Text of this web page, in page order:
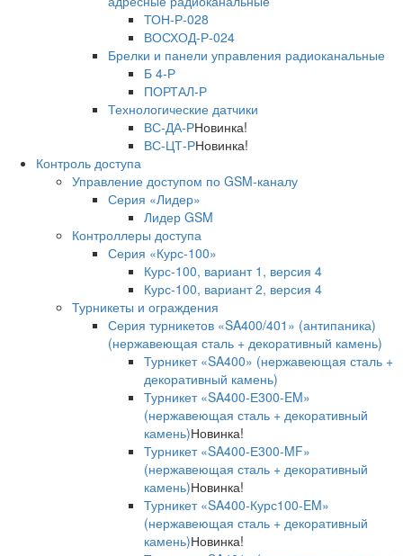
ТОН-Р-028
ВОСХОД-Р-024
Брелки и панели управления радиоканальные
Б 4-Р
ПОРТАЛ-Р
Технологические датчики
ВС-ДА-РНовинка!
ВС-ЦТ-РНовинка!
Контроль доступа
Управление доступом по GSM-каналу
Серия «Лидер»
Лидер GSM
Контроллеры доступа
Серия «Курс-100»
Курс-100, вариант 1, версия 4
Курс-100, вариант 2, версия 4
Турникеты и ограждения
Серия турникетов «SA400/401» (антипаника)
(нержавеющая сталь + декоративный камень)
Турникет «SA400» (нержавеющая сталь +
декоративный камень)
Турникет «SA400-Е300-EM»
(нержавеющая сталь + декоративный
камень)Новинка!
Турникет «SA400-Е300-MF»
(нержавеющая сталь + декоративный
камень)Новинка!
Турникет «SA400-Курс100-EM»
(нержавеющая сталь + декоративный
камень)Новинка!